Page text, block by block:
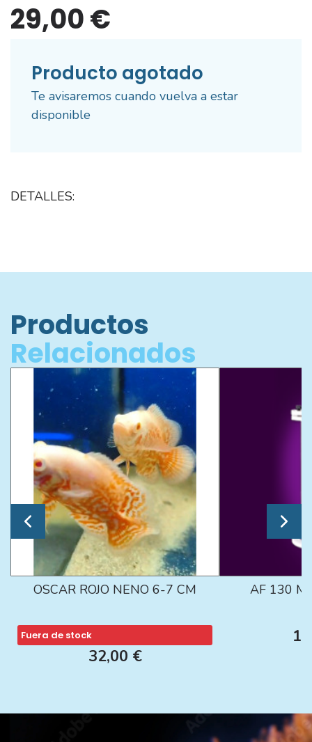
29,00 €
Producto agotado
Te avisaremos cuando vuelva a estar
disponible
DETALLES:
Productos
Relacionados
OSCAR ROJO NENO 6-7 CM
Fuera de stock
32,00 €
AF 130